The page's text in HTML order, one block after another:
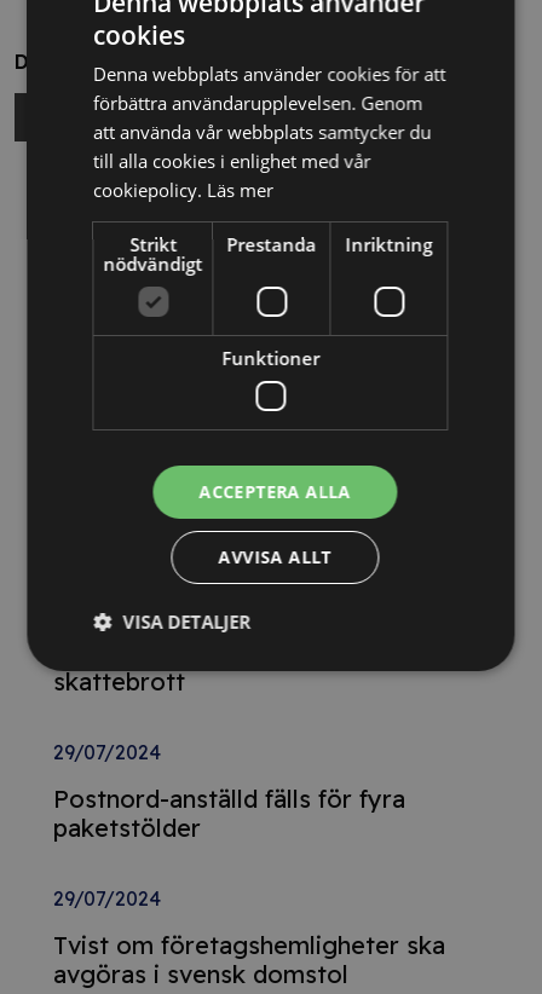
Dela
Relaterade nyheter
13/10/2025
Nya Världsbanksregler öppnar för
svenska företag – lär dig vinna
upphandlingar med våra nya kurser
26/02/2025
Detta innebär
Tillgänglighetsdirektivet
Momsdeklarationer innehöll belopp
skattebrott
29/07/2024
Postnord-anställd fälls för fyra
paketstölder
29/07/2024
Tvist om företagshemligheter ska
avgöras i svensk domstol
cookies
Denna webbplats använder cookies för att
förbättra användarupplevelsen. Genom
att använda vår webbplats samtycker du
till alla cookies i enlighet med vår
cookiepolicy. Läs mer
Strikt
nödvändigt
Prestanda Inriktning
Funktioner
ACCEPTERA ALLA
AVVISA ALLT
VISA DETALJER